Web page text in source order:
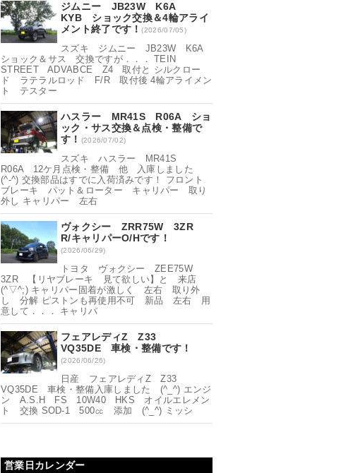
ジムニー JB23W K6A
KYB ショック交換＆4輪アライ
メント終了です！(2026/07/05)
スズキ ジムニー JB23W K6A
ショック＆サス 交換ですが．．． TEIN
STREET ADVABCE Z4 取付と シルクロー
ド ラテラルロッド F/R 取付後 4輪アライメン
ト テスター
ハスラー MR41S R06A ショ
ック・サス交換＆点検・整備で
す！ (2026/07/02)
スズキ ハスラー MR41S
R06A 12ケ月点検・整備 他 入庫しました
(^-^) 交換部品はすでに入荷済みです！ フロント
ブレーキ パット＆ローター キャリパー 取り
外し キャリパー 左右
ヴォクシー ZRR75W 3ZR
R/キャリパーO/Hです！
(2026/06/29)
トヨタ ヴォクシー ZEE75W
3ZR 【リヤブレーキ 見て欲しい】と 来店
(^▽^;) キャリパー固着が激しく 左右 取り外
し 分解 ピストンも再使用不可 新品 左右 用
意して．．． キャリパ
フェアレディZ Z33
VQ35DE 車検・整備です！
(2026/06/26)
日産 フェアレディZ Z33
VQ35DE 車検・整備入庫しました (^_^) エンジ
ン A.S.H FS 10W40 HKS オイルエレメン
ト 交換 SOD-1 500㏄ 添加 (^_^) ミッシ
営業日カレンダー